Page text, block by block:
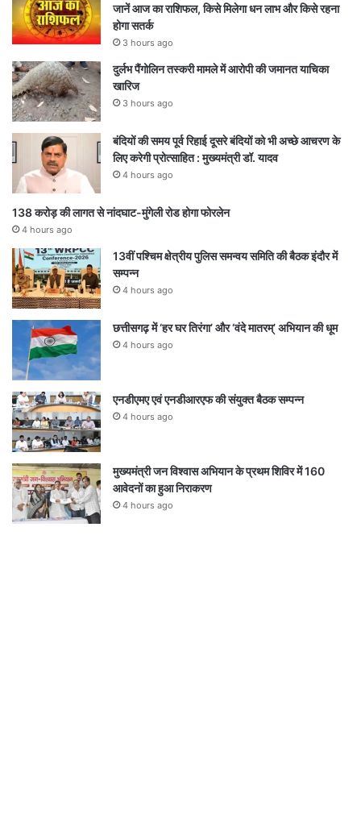
जानें आज का राशिफल, किसे मिलेगा धन लाभ और किसे रहना
होगा सतर्क
3 hours ago
दुर्लभ पैंगोलिन तस्करी मामले में आरोपी की जमानत याचिका
खारिज
3 hours ago
बंदियों की समय पूर्व रिहाई दूसरे बंदियों को भी अच्छे आचरण के
लिए करेगी प्रोत्साहित : मुख्यमंत्री डॉ. यादव
4 hours ago
138 करोड़ की लागत से नांदघाट-मुंगेली रोड होगा फोरलेन
4 hours ago
13वीं पश्चिम क्षेत्रीय पुलिस समन्वय समिति की बैठक इंदौर में
सम्पन्न
4 hours ago
छत्तीसगढ़ में ‘हर घर तिरंगा’ और ‘वंदे मातरम्’ अभियान की धूम
4 hours ago
एनडीएमए एवं एनडीआरएफ की संयुक्त बैठक सम्पन्न
4 hours ago
मुख्यमंत्री जन विश्वास अभियान के प्रथम शिविर में 160
आवेदनों का हुआ निराकरण
4 hours ago